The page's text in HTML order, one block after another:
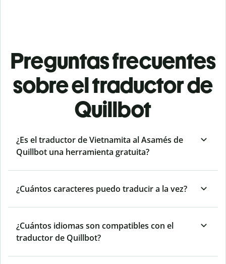
Preguntas frecuentes
sobre el traductor de
Quillbot
¿Es el traductor de Vietnamita al Asamés de
Quillbot una herramienta gratuita?
¿Cuántos caracteres puedo traducir a la vez?
¿Cuántos idiomas son compatibles con el
traductor de Quillbot?